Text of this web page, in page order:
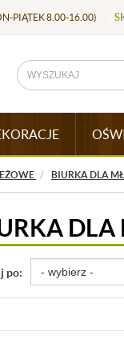
PIĄTEK 8.00-16.00)
BIURKA DLA
po: